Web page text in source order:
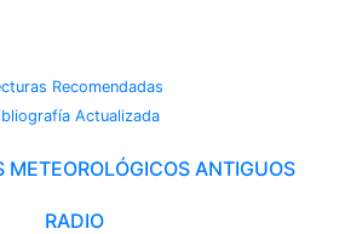
Recomendadas
Actualizada
METEOROLÓGICOS ANTIGUOS
RADIO